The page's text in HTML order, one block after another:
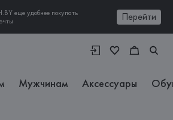
еще удобнее покупать
Перейти
Мужчинам Аксессуары